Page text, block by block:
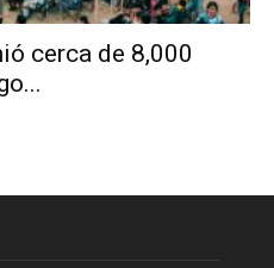
cerca de 8,000